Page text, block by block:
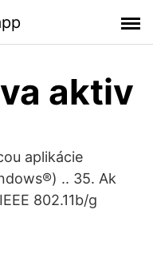
aktiv
aplikácie
.. 35. Ak
802.11b/g